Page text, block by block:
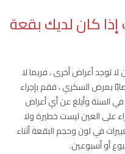
كان لديك بقعة
توجد أعراض أخرى ، فربما لا
بمرض السكري ، فقم بإجراء
السنة وأبلغ عن أي أعراض
على العين ليست خطيرة ولا
في لون وحجم البقعة أثناء
أو أسبوعين.